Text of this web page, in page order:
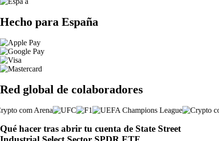
Hecho para España
Red global de colaboradores
Qué hacer tras abrir tu cuenta de State Street